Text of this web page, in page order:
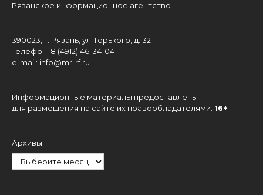
Рязанское информационное агентство
390023, г. Рязань, ул. Горького, д. 32
Телефон: 8 (4912) 46-34-04
e-mail: info@mr-rf.ru
Информационные материалы предоставлены
для размещения на сайте их правообладателями. 16+
Архивы